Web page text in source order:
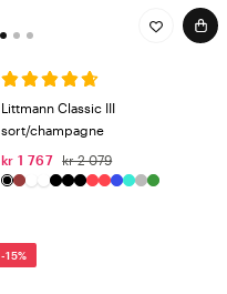
Littmann Classic III
sort/champagne
kr 1 767 kr 2 079
-15%